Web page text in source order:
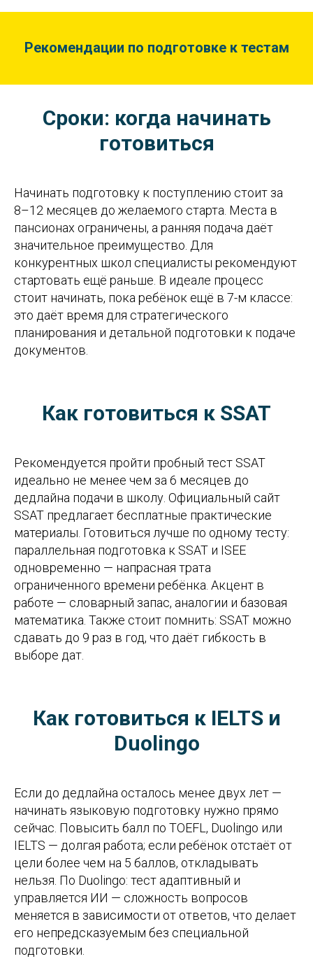
Рекомендации по подготовке к тестам
Сроки: когда начинать
готовиться
Начинать подготовку к поступлению стоит за
8–12 месяцев до желаемого старта. Места в
пансионах ограничены, а ранняя подача даёт
значительное преимущество. Для
конкурентных школ специалисты рекомендуют
стартовать ещё раньше. В идеале процесс
стоит начинать, пока ребёнок ещё в 7-м классе:
это даёт время для стратегического
планирования и детальной подготовки к подаче
документов.
Как готовиться к SSAT
Рекомендуется пройти пробный тест SSAT
идеально не менее чем за 6 месяцев до
дедлайна подачи в школу. Официальный сайт
SSAT предлагает бесплатные практические
материалы. Готовиться лучше по одному тесту:
параллельная подготовка к SSAT и ISEE
одновременно — напрасная трата
ограниченного времени ребёнка. Акцент в
работе — словарный запас, аналогии и базовая
математика. Также стоит помнить: SSAT можно
сдавать до 9 раз в год, что даёт гибкость в
выборе дат.
Как готовиться к IELTS и
Duolingo
Если до дедлайна осталось менее двух лет —
начинать языковую подготовку нужно прямо
сейчас. Повысить балл по TOEFL, Duolingo или
IELTS — долгая работа; если ребёнок отстаёт от
цели более чем на 5 баллов, откладывать
нельзя. По Duolingo: тест адаптивный и
управляется ИИ — сложность вопросов
меняется в зависимости от ответов, что делает
его непредсказуемым без специальной
подготовки.